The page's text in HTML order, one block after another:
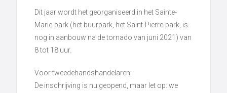
Dit jaar wordt het georganiseerd in het Sainte-
Marie-park (het buurpark, het Saint-Pierre-park, is
nog in aanbouw na de tornado van juni 2021) van
8 tot 18 uur.
Voor tweedehandshandelaren:
De inschrijving is nu geopend, maar let op: we